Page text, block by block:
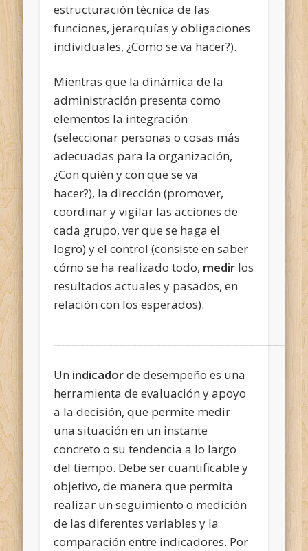
estructuración técnica de las
funciones, jerarquías y obligaciones
individuales, ¿Como se va hacer?).
Mientras que la dinámica de la
administración presenta como
elementos la integración
(seleccionar personas o cosas más
adecuadas para la organización,
¿Con quién y con que se va
hacer?), la dirección (promover,
coordinar y vigilar las acciones de
cada grupo, ver que se haga el
logro) y el control (consiste en saber
cómo se ha realizado todo, medir los
resultados actuales y pasados, en
relación con los esperados).
Un indicadorde desempeño es una
herramienta de evaluación y apoyo
a la decisión, que permite medir
una situación en un instante
concreto o su tendencia a lo largo
del tiempo. Debe ser cuantificable y
objetivo, de manera que permita
realizar un seguimiento o medición
de las diferentes variables y la
comparación entre indicadores. Por